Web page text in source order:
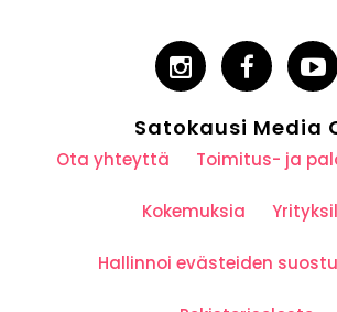
Satokausi Media
Ota yhteyttä Toimitus- ja
Kokemuksia
Hallinnoi evästeiden